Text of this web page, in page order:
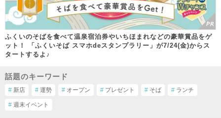
ふくいのそばを食べて温泉宿泊券やいちほまれなどの豪華賞品をゲ
ット！ 「ふくいそば スマホdeスタンプラリー」が7/24(金)からス
タートするよ♪
話題のキーワード
# 新店 # 運勢 # オープン # プレゼント # そば # ランチ
# 週末イベント